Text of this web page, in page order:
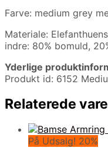
Farve: medium grey
Materiale:
indre: 80% bomuld,
Yderlige
Produkt id: 6152
Relaterede
På Udsalg! 20%